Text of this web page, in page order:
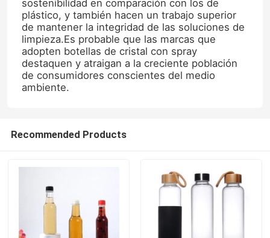
sostenibilidad en comparación con los de
plástico, y también hacen un trabajo superior
de mantener la integridad de las soluciones de
limpieza.Es probable que las marcas que
adopten botellas de cristal con spray
destaquen y atraigan a la creciente población
de consumidores conscientes del medio
ambiente.
Recommended Products